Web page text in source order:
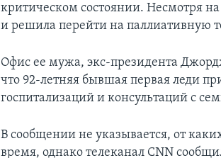
критическом состоянии. Несмотря
и решила перейти на паллиативную
Офис ее мужа, экс-президента
что 92-летняя бывшая первая леди
госпитализаций и консультаций с
В сообщении не указывается, от
время, однако телеканал CNN